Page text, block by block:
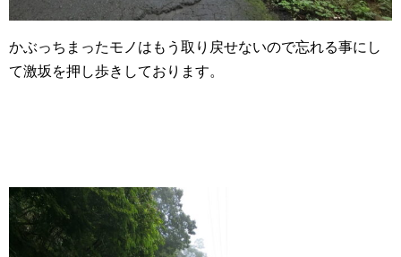
かぶっちまったモノはもう取り戻せないので忘れる事にし
て激坂を押し歩きしております。